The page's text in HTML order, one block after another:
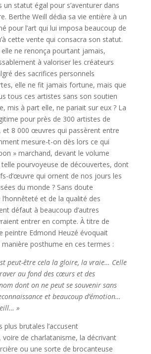
un statut égal pour s’aventurer dans
Berthe Weill dédia sa vie entière à un
pour l’art qui lui imposa beaucoup de
cette vente qui consacra son statut.
ne renonça pourtant jamais,
à valoriser les créateurs
des sacrifices personnels
elle ne fit jamais fortune, mais que
tous ces artistes sans son soutien
mis à part elle, ne pariait sur eux ? La
pour près de 300 artistes de
et 8 000 œuvres qui passèrent entre
mesure-t-on dès lors ce qui
» marchand, devant le volume
telle pourvoyeuse de découvertes, dont
d’œuvre qui ornent de nos jours les
du monde ? Sans doute
l’honnêteté et de la qualité des
défaut à beaucoup d’autres
entrer en compte. À titre de
peintre Edmond Heuzé évoquait
manière posthume en ces termes :
peut-être cela la gloire, la vraie… Celle
au fond des cœurs et des
dont on ne peut se souvenir sans
et beaucoup d’émotion…
»
plus brutales l’accusent
voire de charlatanisme, la décrivant
ou une sorte de brocanteuse